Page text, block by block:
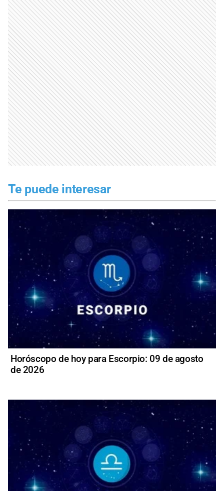
Te puede interesar
Horóscopo de hoy para Escorpio: 09 de agosto
de 2026